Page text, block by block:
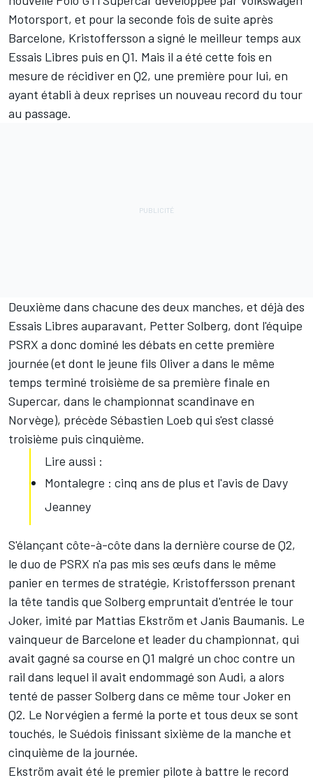
Motorsport, et pour la seconde fois de suite après
Barcelone, Kristoffersson a signé le meilleur temps aux
Essais Libres puis en Q1. Mais il a été cette fois en
mesure de récidiver en Q2, une première pour lui, en
ayant établi à deux reprises un nouveau record du tour
au passage.
Deuxième dans chacune des deux manches, et déjà des
Essais Libres auparavant, Petter Solberg, dont l'équipe
PSRX a donc dominé les débats en cette première
journée (et dont le jeune fils Olivera dans le même
temps terminé troisième de sa première finale en
Supercar, dans le championnat scandinave en
Norvège), précède Sébastien Loeb qui s'est classé
troisième puis cinquième.
Lire aussi :
Montalegre : cinq ans de plus et l'avis de Davy
Jeanney
S'élançant côte-à-côte dans la dernière course de Q2,
le duo de PSRX n'a pas mis ses œufs dans le même
panier en termes de stratégie, Kristoffersson prenant
la tête tandis que Solberg empruntait d'entrée le tour
Joker, imité par Mattias Ekström et Janis Baumanis. Le
vainqueur de Barcelone et leader du championnat, qui
avait gagné sa course en Q1 malgré un choc contre un
rail dans lequel il avait endommagé son Audi, a alors
tenté de passer Solberg dans ce même tour Joker en
Q2. Le Norvégien a fermé la porte et tous deux se sont
touchés, le Suédois finissant sixième de la manche et
cinquième de la journée.
Ekström avait été le premier pilote à battre le record